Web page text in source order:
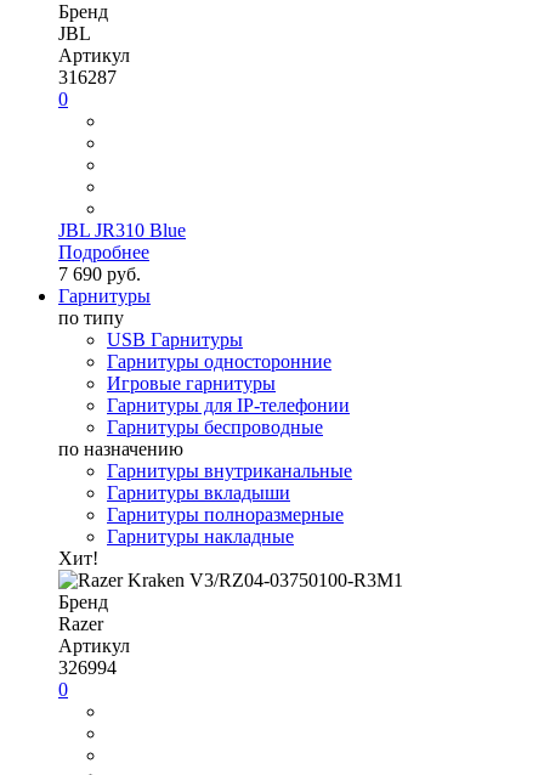
Бренд
JBL
Артикул
316287
0
JBL JR310 Blue
Подробнее
7 690 руб.
Гарнитуры
по типу
USB Гарнитуры
Гарнитуры односторонние
Игровые гарнитуры
Гарнитуры для IP-телефонии
Гарнитуры беспроводные
по назначению
Гарнитуры внутриканальные
Гарнитуры вкладыши
Гарнитуры полноразмерные
Гарнитуры накладные
Хит!
Бренд
Razer
Артикул
326994
0